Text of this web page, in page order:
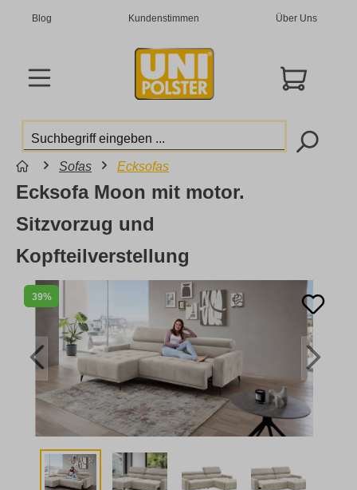
Blog Kundenstimmen Über Uns
Sofas Ecksofas
39%
Ecksofa Moon mit motor.
Sitzvorzug und
Kopfteilverstellung